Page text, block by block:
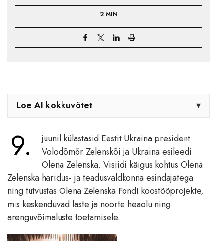
2 MIN
Loe AI kokkuvõtet ▾
9.
juunil külastasid Eestit Ukraina president
Volodõmõr Zelenskõi ja Ukraina esileedi
Olena Zelenska. Visiidi käigus kohtus Olena
Zelenska haridus- ja teadusvaldkonna esindajatega
ning tutvustas Olena Zelenska Fondi koostööprojekte,
mis keskenduvad laste ja noorte heaolu ning
arenguvõimaluste toetamisele.